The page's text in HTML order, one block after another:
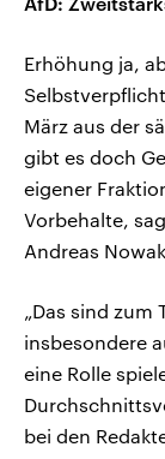
Erhöhung ja,
März aus der
gibt es doch
eigener
Vorbehalte,
Andreas
„Das sind
insbesondere
eine Rolle
bei den